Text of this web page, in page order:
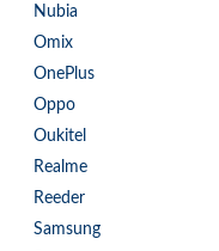
Nubia
Omix
OnePlus
Oppo
Oukitel
Realme
Reeder
Samsung